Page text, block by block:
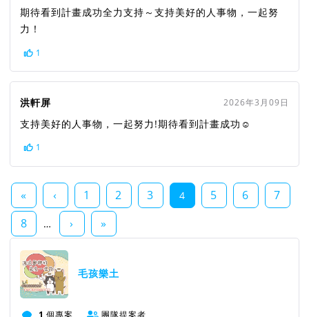
期待看到計畫成功全力支持～支持美好的人事物，一起努
力！
1
洪軒屏 2026年3月09日
支持美好的人事物，一起努力!期待看到計畫成功☺️
1
« ‹ 1 2 3 4 5 6
7
8
… › »
毛孩樂土